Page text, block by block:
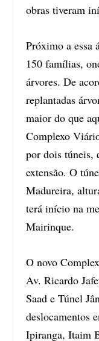
obras tiveram
Próximo a essa
150 famílias,
árvores. De
replantadas
maior do que
Complexo
por dois túneis,
extensão. O
Madureira,
terá início na
Mairinque.
O novo
Av. Ricardo
Saad e Túnel
deslocamentos
Ipiranga, Itaim